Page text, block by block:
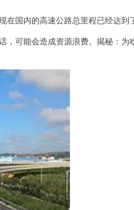
国内的高速公路总里程已经达
可能会造成资源浪费。揭秘：为